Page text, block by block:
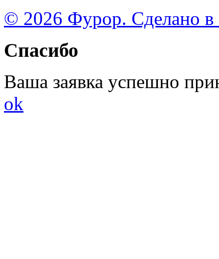
© 2026 Фурор. Сделано в
Спасибо
Ваша заявка успешно
ok